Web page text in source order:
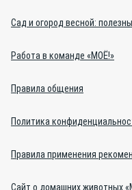
Сад и огород весной:
Работа в команде «МОЁ!»
Правила общения
Политика
Правила применения
Сайт о домашних животных